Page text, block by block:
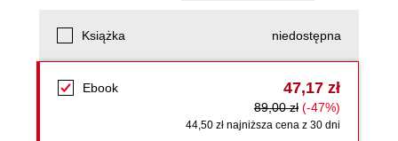
Książka niedostępna
Ebook 47,17 zł
89,00 zł (-47%)
44,50 zł najniższa cena z 30 dni